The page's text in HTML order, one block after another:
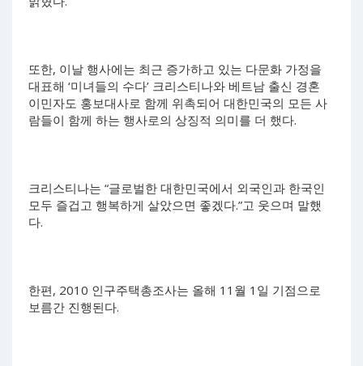
또한, 이날 행사에는 최근 증가하고 있는 다문화 가정을
대표해 ‘미녀들의 수다’ 크리스티나와 베트남 출신 경혼
이민자도 홍보대사로 함께 위촉되어 대한민국의 모든 사
람들이 함께 하는 행사로의 상징적 의미를 더 했다.
크리스티나는 “글로벌한 대한민국에서 외국인과 한국인
모두 즐겁고 행복하게 살았으면 좋겠다.”고 웃으며 말했
다.
한편, 2010 인구주택총조사는 올해 11월 1일 기점으로
보름간 진행된다.